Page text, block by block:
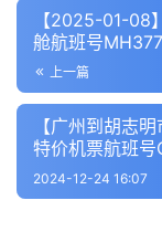
【2025-01-08
舱航班号
上一篇
【广州到胡志
特价机票航班
2024-12-24 16:07